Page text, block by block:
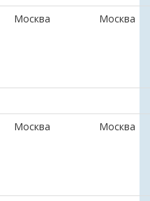
Москва Москва
Москва Москва